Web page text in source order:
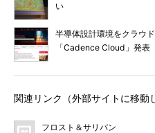
い
半導体設計環境をクラウ
「Cadence Cloud」発表
関連リンク（外部サイトに移動
フロスト＆サリバン